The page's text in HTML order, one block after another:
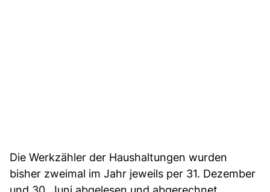
Die Werkzähler der Haushaltungen wurden
bisher zweimal im Jahr jeweils per 31. Dezember